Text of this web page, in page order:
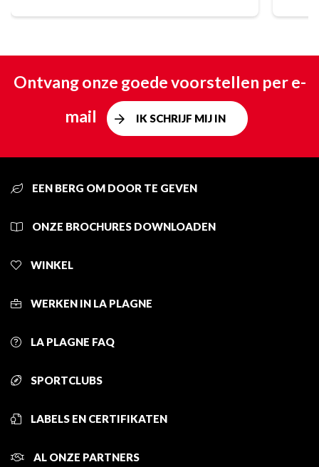
Ontvang onze goede voorstellen per e-
mail
IK SCHRIJF MIJ IN
EEN BERG OM DOOR TE GEVEN
ONZE BROCHURES DOWNLOADEN
WINKEL
WERKEN IN LA PLAGNE
LA PLAGNE FAQ
SPORTCLUBS
LABELS EN CERTIFIKATEN
AL ONZE PARTNERS